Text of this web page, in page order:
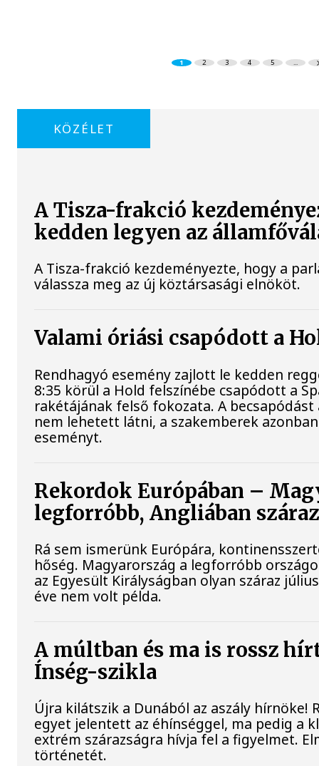
1 2 3 4 5 ...
KÖZÉLET
A Tisza-frakció
kedden legyen az
A Tisza-frakció kezdeményezte, hogy a
válassza meg az új köztársasági elnököt.
Valami óriási csapódott a
Rendhagyó esemény zajlott le kedden
8:35 körül a Hold felszínébe csapódott a
rakétájának felső fokozata. A becsapódást
nem lehetett látni, a szakemberek
eseményt.
Rekordok Európában –
legforróbb, Angliában
Rá sem ismerünk Európára,
hőség. Magyarország a legforróbb
az Egyesült Királyságban olyan száraz
éve nem volt példa.
A múltban és ma is rossz
Ínség-szikla
Újra kilátszik a Dunából az aszály hírnöke!
egyet jelentett az éhínséggel, ma pedig a
extrém szárazságra hívja fel a figyelmet.
történetét.